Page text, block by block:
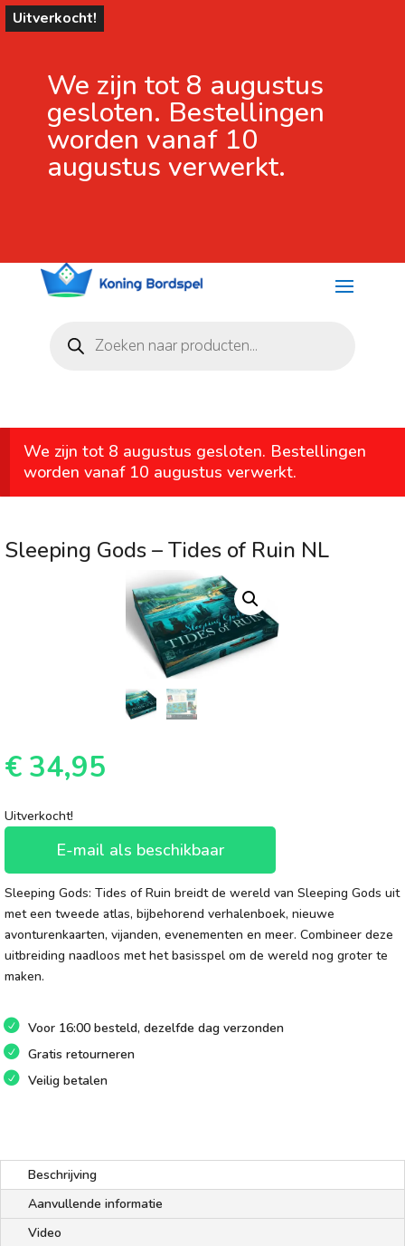
We zijn tot 8 augustus
gesloten. Bestellingen
worden vanaf 10
augustus verwerkt.
zoeken
We zijn tot 8 augustus gesloten. Bestellingen
worden vanaf 10 augustus verwerkt.
Uitverkocht!
Sleeping Gods – Tides of Ruin NL
€ 34,95
Uitverkocht!
E-mail als beschikbaar
Sleeping Gods: Tides of Ruin breidt de wereld van Sleeping Gods uit
met een tweede atlas, bijbehorend verhalenboek, nieuwe
avonturenkaarten, vijanden, evenementen en meer. Combineer deze
uitbreiding naadloos met het basisspel om de wereld nog groter te
maken.
Voor 16:00 besteld, dezelfde dag verzonden
Gratis retourneren
Veilig betalen
Beschrijving
Aanvullende informatie
Video